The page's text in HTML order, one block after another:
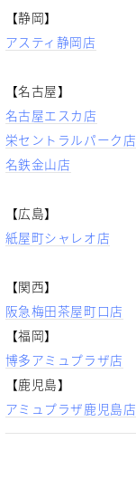
【静岡】
アスティ静岡店
【名古屋】
名古屋エスカ店
栄セントラルパーク店
名鉄金山店
【広島】
紙屋町シャレオ店
【関西】
阪急梅田茶屋町口店
【福岡】
博多アミュプラザ店
【鹿児島】
アミュプラザ鹿児島店